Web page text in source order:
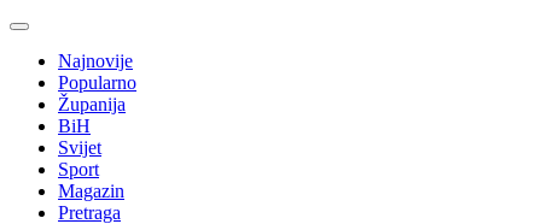
Najnovije
Popularno
Županija
BiH
Svijet
Sport
Magazin
Pretraga